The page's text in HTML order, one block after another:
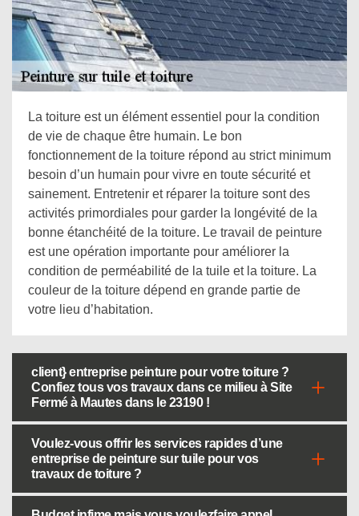
La toiture est un élément essentiel pour la condition
de vie de chaque être humain. Le bon
fonctionnement de la toiture répond au strict minimum
besoin d’un humain pour vivre en toute sécurité et
sainement. Entretenir et réparer la toiture sont des
activités primordiales pour garder la longévité de la
bonne étanchéité de la toiture. Le travail de peinture
est une opération importante pour améliorer la
condition de perméabilité de la tuile et la toiture. La
couleur de la toiture dépend en grande partie de
votre lieu d’habitation.
client} entreprise peinture pour votre toiture ?
Confiez tous vos travaux dans ce milieu à Site
Fermé à Mautes dans le 23190 !
Voulez-vous offrir les services rapides d’une
entreprise de peinture sur tuile pour vos
travaux de toiture ?